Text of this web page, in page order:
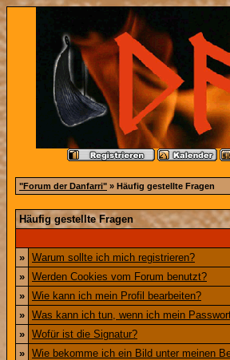
"Forum der Danfarri" » Häufig gestellte Fragen
Häufig gestellte Fragen
» Warum sollte ich mich registrieren?
» Werden Cookies vom Forum benutzt?
» Wie kann ich mein Profil bearbeiten?
» Was kann ich tun, wenn ich mein
» Wofür ist die Signatur?
» Wie bekomme ich ein Bild unter meinen